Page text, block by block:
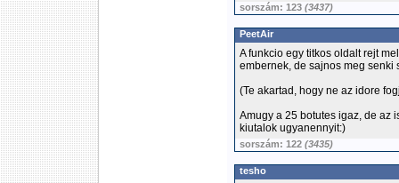
sorszám: 123 (3437)
PeetAir
A funkcio egy titkos oldalt rejt
embernek, de sajnos meg senki
(Te akartad, hogy ne az idore
Amugy a 25 botutes igaz, de az
kiutalok ugyanennyit:)
sorszám: 122 (3435)
tesho